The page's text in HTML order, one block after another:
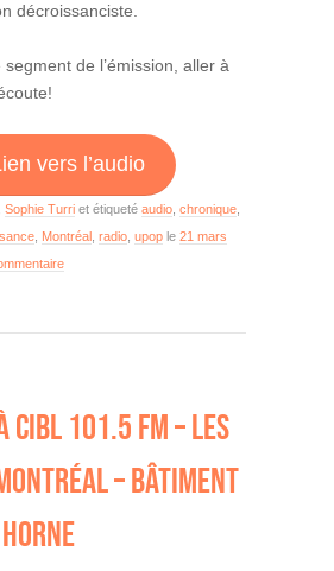
décroissanciste.
de l’émission, aller à
vers l’audio
Sophie Turri et étiqueté audio chronique
Montréal radio upop le 21 mars
CIBL 101.5 FM – LES
– BÂTIMENT